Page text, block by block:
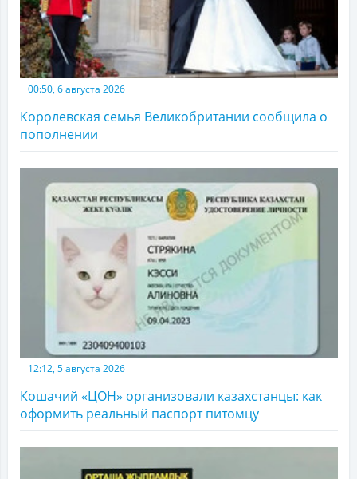
00:50, 6 августа 2026
Королевская семья Великобритании сообщила о
пополнении
12:12, 5 августа 2026
Кошачий «ЦОН» организовали казахстанцы: как
оформить реальный паспорт питомцу